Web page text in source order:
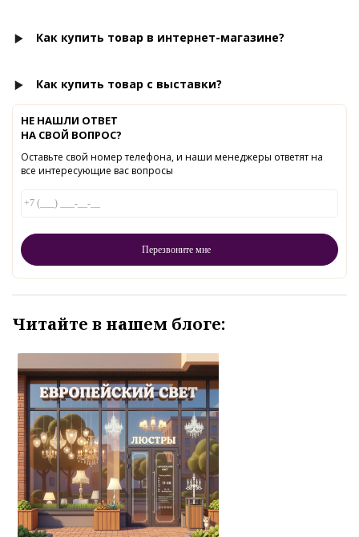
Как купить товар в интернет-магазине?
Как купить товар с выставки?
НЕ НАШЛИ ОТВЕТ
НА СВОЙ ВОПРОС?
Оставьте свой номер телефона, и наши менеджеры ответят на
все интересующие вас вопросы
Читайте в нашем блоге: